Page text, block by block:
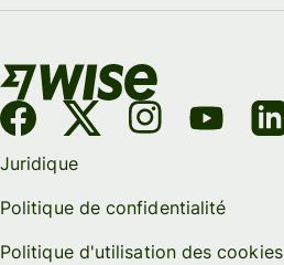
Juridique
Politique de confidentialité
Politique d'utilisation des cookies